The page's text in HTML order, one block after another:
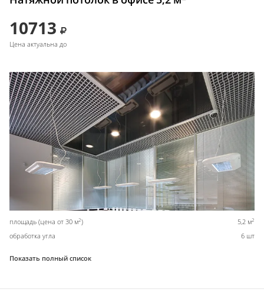
10713
Цена актуальна до
площадь (цена от 30 м2) 5,2 м2
обработка угла 6 шт
Показать полный список